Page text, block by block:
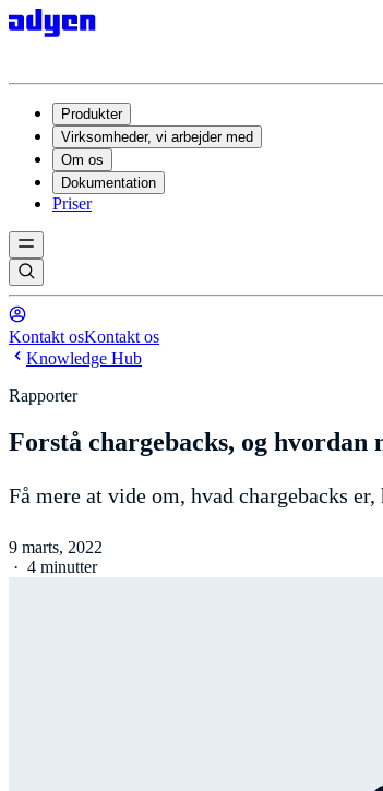
Produkter
Virksomheder, vi arbejder med
Om os
Dokumentation
Priser
Kontakt osKontakt os
Knowledge Hub
Rapporter
Forstå chargebacks, og hvordan
Få mere at vide om, hvad chargebacks
9 marts, 2022
· 4 minutter